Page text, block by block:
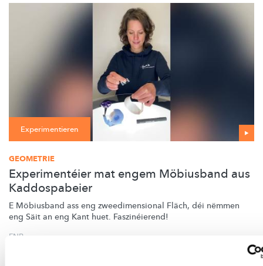
Experimentieren
GEOMETRIE
Experimentéier mat engem Möbiusband aus
Kaddospabeier
E Möbiusband ass eng zweedimensional Fläch, déi nëmmen
eng Säit an eng Kant huet. Faszinéierend!
FNR